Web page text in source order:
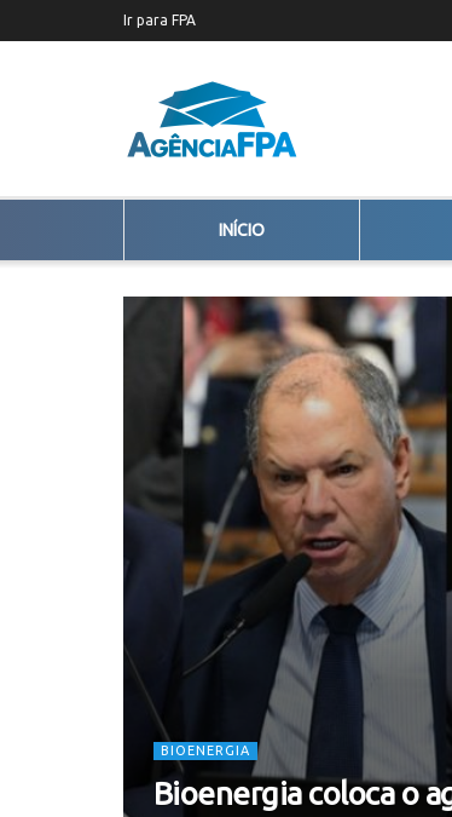
Ir para FPA
INÍCIO
BIOENERGIA
Bioenergia coloca o